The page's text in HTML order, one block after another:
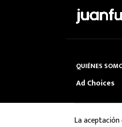
QUIÉNES
Ad Choices
La